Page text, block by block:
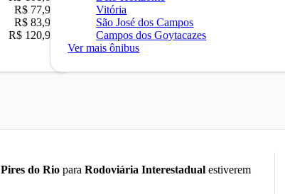
R$ 77,90
R$ 83,90
R$ 120,90
Vitória
São José dos Campos
Campos dos Goytacazes
Ver mais ônibus
Pires do Rio para Rodoviária Interestadual estiverem